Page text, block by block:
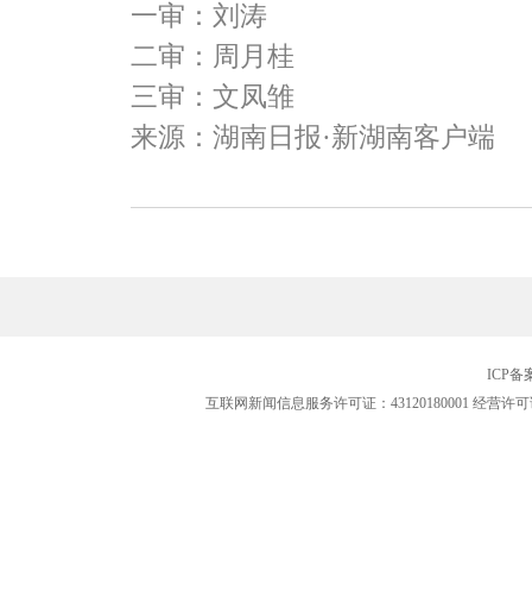
一审：刘涛
二审：周月桂
三审：文凤雏
来源：湖南日报·新湖南客户端
ICP备
互联网新闻信息服务许可证：43120180001 经营许可